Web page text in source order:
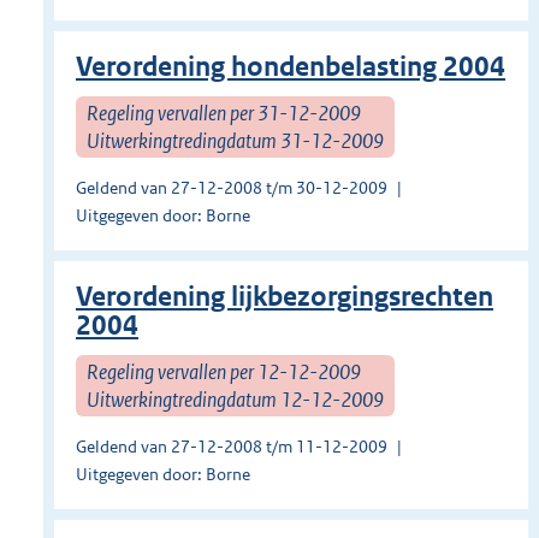
Verordening hondenbelasting 2004
Regeling vervallen per 31-12-2009
Uitwerkingtredingdatum 31-12-2009
Geldend van 27-12-2008 t/m 30-12-2009
Uitgegeven door: Borne
Verordening lijkbezorgingsrechten
2004
Regeling vervallen per 12-12-2009
Uitwerkingtredingdatum 12-12-2009
Geldend van 27-12-2008 t/m 11-12-2009
Uitgegeven door: Borne